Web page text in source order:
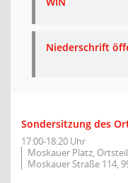
Niederschrift
Sondersitzung des
17:00-18:20 Uhr
Moskauer Platz,
Moskauer Straße 114,